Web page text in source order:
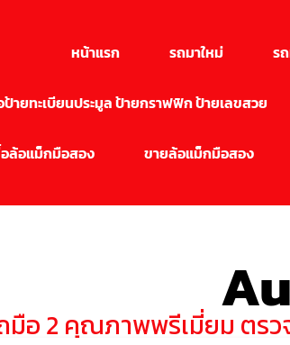
หน้าแรก รถมาใหม่ ร
ายทะเบียนประมูล ป้ายกราฟฟิก ป้ายเลขสวย
ล้อแม็กมือสอง ขายล้อแม็กมือสอง
มือ 2 คุณภาพพรีเมี่ยม ตร